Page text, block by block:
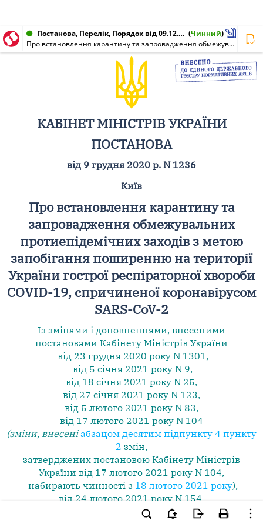
Постанова, Перелік, Порядок від 09.12.2020 № 1236 (Чинний)
Про встановлення карантину та запровадження обмежувальних протиепідемічних заходів з метою запобігання поширенню на території України гострої респіраторної хвороби COVID-19, спричиненої коронавірусом SARS-CoV-2